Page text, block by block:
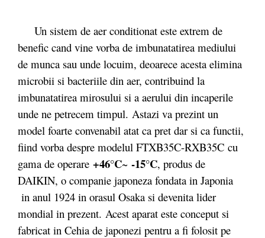
Un sistem de aer conditionat este extrem de
benefic cand vine vorba de imbunatatirea mediului
de munca sau unde locuim, deoarece acesta elimina
microbii si bacteriile din aer, contribuind la
imbunatatirea mirosului si a aerului din incaperile
unde ne petrecem timpul. Astazi va prezint un
model foarte convenabil atat ca pret dar si ca functii,
fiind vorba despre modelul FTXB35C-RXB35C cu
gama de operare +46°C~ -15°C, produs de
DAIKIN, o companie japoneza fondata in Japonia
in anul 1924 in orasul Osaka si devenita lider
mondial in prezent. Acest aparat este conceput si
fabricat in Cehia de japonezi pentru a fi folosit pe